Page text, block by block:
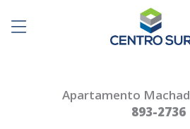
Apartamento
893-2736